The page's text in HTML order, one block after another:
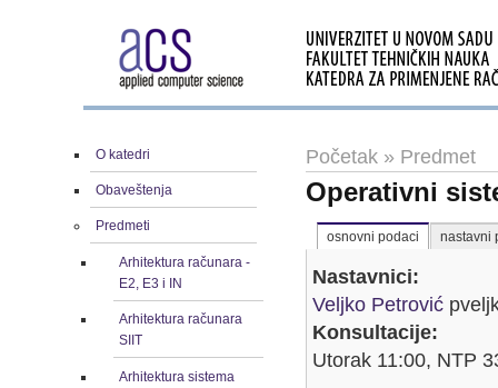
O katedri
Obaveštenja
Predmeti
Arhitektura računara -
E2, E3 i IN
Arhitektura računara
SIIT
Arhitektura sistema
Početak » Predmet
Operativni
osnovni podaci nastavni
Nastavnici:
Veljko Petrović
Konsultacije:
Utorak 11:00, NTP